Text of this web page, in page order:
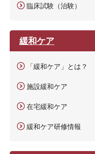
臨床試験（治験）
緩和ケア
「緩和ケア」とは？
施設緩和ケア
在宅緩和ケア
緩和ケア研修情報